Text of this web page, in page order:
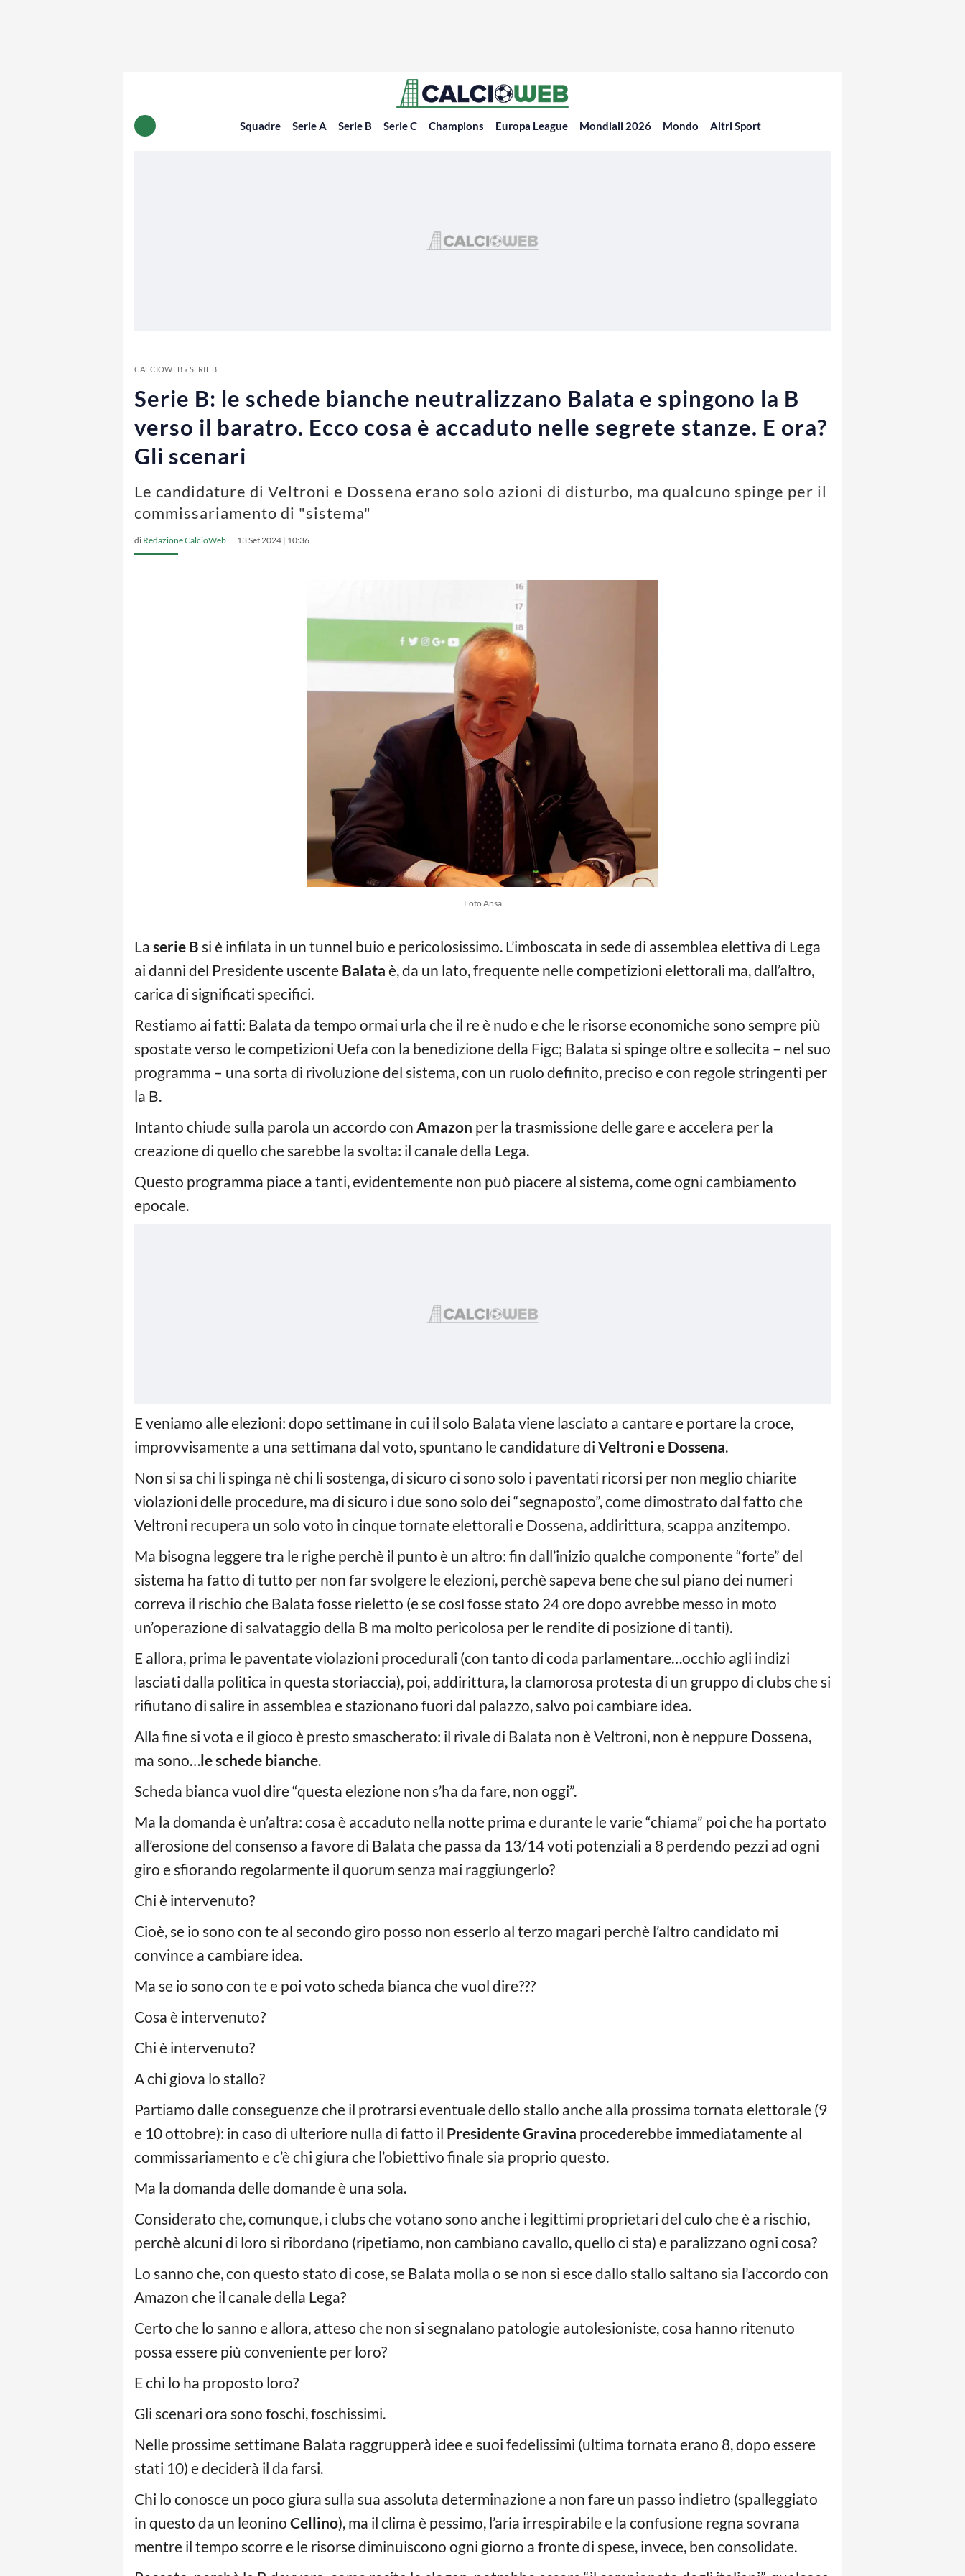
Squadre Serie A Serie B Serie C Champions Europa League Mondiali 2026 Mondo Altri Sport
CALCIOWEB» SERIE B
Serie B: le schede bianche neutralizzano Balata e spingono la B
verso il baratro. Ecco cosa è accaduto nelle segrete stanze. E ora?
Gli scenari
Le candidature di Veltroni e Dossena erano solo azioni di disturbo, ma qualcuno spinge per il
commissariamento di "sistema"
di Redazione CalcioWeb 13 Set 2024 | 10:36
Foto Ansa
La serie B si è infilata in un tunnel buio e pericolosissimo. L’imboscata in sede di assemblea elettiva di Lega
ai danni del Presidente uscente Balata è, da un lato, frequente nelle competizioni elettorali ma, dall’altro,
carica di significati specifici.
Restiamo ai fatti: Balata da tempo ormai urla che il re è nudo e che le risorse economiche sono sempre più
spostate verso le competizioni Uefa con la benedizione della Figc; Balata si spinge oltre e sollecita – nel suo
programma – una sorta di rivoluzione del sistema, con un ruolo definito, preciso e con regole stringenti per
la B.
Intanto chiude sulla parola un accordo con Amazon per la trasmissione delle gare e accelera per la
creazione di quello che sarebbe la svolta: il canale della Lega.
Questo programma piace a tanti, evidentemente non può piacere al sistema, come ogni cambiamento
epocale.
E veniamo alle elezioni: dopo settimane in cui il solo Balata viene lasciato a cantare e portare la croce,
improvvisamente a una settimana dal voto, spuntano le candidature di Veltroni e Dossena.
Non si sa chi li spinga nè chi li sostenga, di sicuro ci sono solo i paventati ricorsi per non meglio chiarite
violazioni delle procedure, ma di sicuro i due sono solo dei “segnaposto”, come dimostrato dal fatto che
Veltroni recupera un solo voto in cinque tornate elettorali e Dossena, addirittura, scappa anzitempo.
Ma bisogna leggere tra le righe perchè il punto è un altro: fin dall’inizio qualche componente “forte” del
sistema ha fatto di tutto per non far svolgere le elezioni, perchè sapeva bene che sul piano dei numeri
correva il rischio che Balata fosse rieletto (e se così fosse stato 24 ore dopo avrebbe messo in moto
un’operazione di salvataggio della B ma molto pericolosa per le rendite di posizione di tanti).
E allora, prima le paventate violazioni procedurali (con tanto di coda parlamentare…occhio agli indizi
lasciati dalla politica in questa storiaccia), poi, addirittura, la clamorosa protesta di un gruppo di clubs che si
rifiutano di salire in assemblea e stazionano fuori dal palazzo, salvo poi cambiare idea.
Alla fine si vota e il gioco è presto smascherato: il rivale di Balata non è Veltroni, non è neppure Dossena,
ma sono…le schede bianche.
Scheda bianca vuol dire “questa elezione non s’ha da fare, non oggi”.
Ma la domanda è un’altra: cosa è accaduto nella notte prima e durante le varie “chiama” poi che ha portato
all’erosione del consenso a favore di Balata che passa da 13/14 voti potenziali a 8 perdendo pezzi ad ogni
giro e sfiorando regolarmente il quorum senza mai raggiungerlo?
Chi è intervenuto?
Cioè, se io sono con te al secondo giro posso non esserlo al terzo magari perchè l’altro candidato mi
convince a cambiare idea.
Ma se io sono con te e poi voto scheda bianca che vuol dire???
Cosa è intervenuto?
Chi è intervenuto?
A chi giova lo stallo?
Partiamo dalle conseguenze che il protrarsi eventuale dello stallo anche alla prossima tornata elettorale (9
e 10 ottobre): in caso di ulteriore nulla di fatto il Presidente Gravina procederebbe immediatamente al
commissariamento e c’è chi giura che l’obiettivo finale sia proprio questo.
Ma la domanda delle domande è una sola.
Considerato che, comunque, i clubs che votano sono anche i legittimi proprietari del culo che è a rischio,
perchè alcuni di loro si ribordano (ripetiamo, non cambiano cavallo, quello ci sta) e paralizzano ogni cosa?
Lo sanno che, con questo stato di cose, se Balata molla o se non si esce dallo stallo saltano sia l’accordo con
Amazon che il canale della Lega?
Certo che lo sanno e allora, atteso che non si segnalano patologie autolesioniste, cosa hanno ritenuto
possa essere più conveniente per loro?
E chi lo ha proposto loro?
Gli scenari ora sono foschi, foschissimi.
Nelle prossime settimane Balata raggrupperà idee e suoi fedelissimi (ultima tornata erano 8, dopo essere
stati 10) e deciderà il da farsi.
Chi lo conosce un poco giura sulla sua assoluta determinazione a non fare un passo indietro (spalleggiato
in questo da un leonino Cellino), ma il clima è pessimo, l’aria irrespirabile e la confusione regna sovrana
mentre il tempo scorre e le risorse diminuiscono ogni giorno a fronte di spese, invece, ben consolidate.